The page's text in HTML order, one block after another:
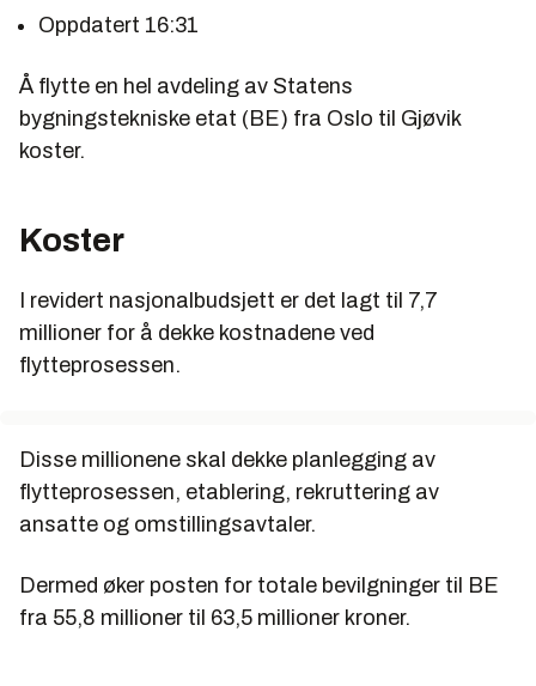
Oppdatert 16:31
Å flytte en hel avdeling av Statens
bygningstekniske etat (BE) fra Oslo til Gjøvik
koster.
Koster
I revidert nasjonalbudsjett er det lagt til 7,7
millioner for å dekke kostnadene ved
flytteprosessen.
Disse millionene skal dekke planlegging av
flytteprosessen, etablering, rekruttering av
ansatte og omstillingsavtaler.
Dermed øker posten for totale bevilgninger til BE
fra 55,8 millioner til 63,5 millioner kroner.